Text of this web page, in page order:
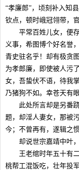
“孝廉郎”，顷刻补入知
钦点，顿时峨冠翎带，
平常百姓儿女，便存
义事，希图博个好名誉
青史驻名乎！却有极贪
为孝郎廉，即使被人污
女，吾蛰伏不语，待我
乃猪狗不如。幸苍天有
此处所言却是另番跷
题，却淫人妻女，那被
今；不曾再有，遂辑之
却说世宗嘉靖中叶，
王老绾时年五十有二
桃帮工混饭吃，壮年投